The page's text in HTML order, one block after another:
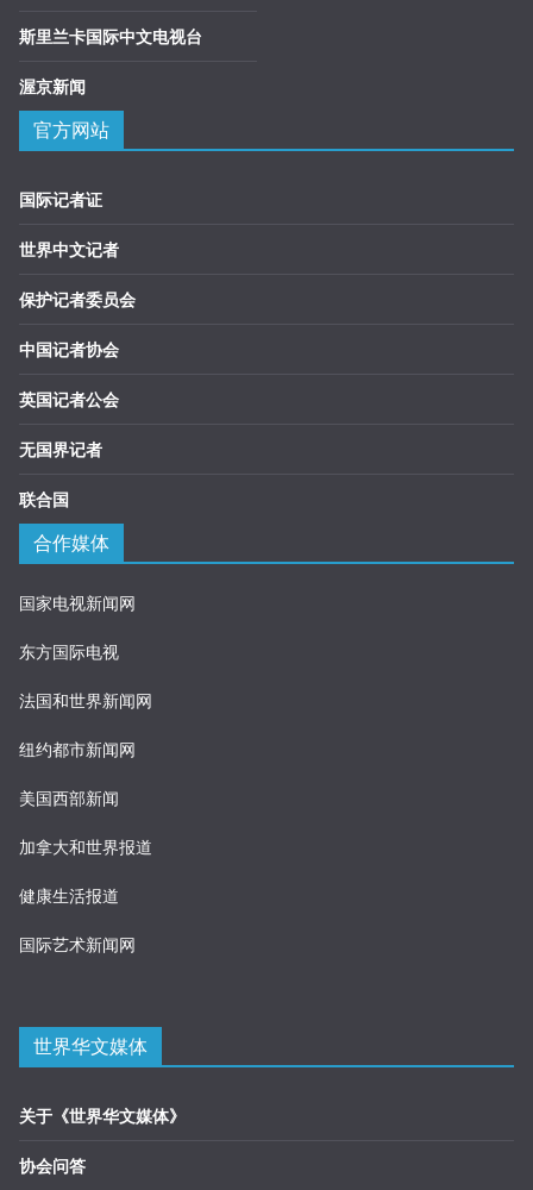
斯里兰卡国际中文电视台
渥京新闻
官方网站
国际记者证
世界中文记者
保护记者委员会
中国记者协会
英国记者公会
无国界记者
联合国
合作媒体
国家电视新闻网
东方国际电视
法国和世界新闻网
纽约都市新闻网
美国西部新闻
加拿大和世界报道
健康生活报道
国际艺术新闻网
世界华文媒体
关于《世界华文媒体》
协会问答